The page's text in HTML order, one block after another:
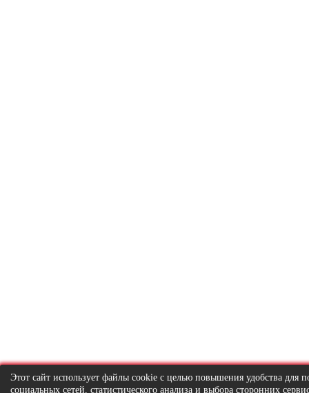
Этот сайт использует файлы cookie с целью повышения удобства
социальных сетей, статистического анализа и выбора сторонних